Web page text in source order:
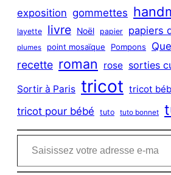
exposition gommettes
layette livre Noël papier papiers
plumes point mosaïque Pompons
recette roman rose sorties
Sortir à Paris tricot tricot
tricot pour bébé tuto tuto bonnet
Saisissez votre adresse e-mail…